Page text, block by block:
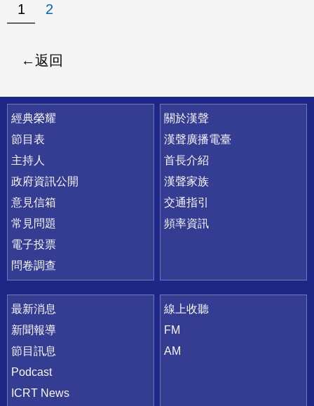
1 2
返回
快速連結
經典榮耀
節目表
主持人
政府資訊公開
意見信箱
常見問題
電子投票
問卷調查
關於漢聲
漢聲廣播電臺
首長介紹
漢聲家族
交通指引
頻率資訊
最新消息
新聞報導
節目訊息
Podcast
ICRT News
線上收聽
FM
AM